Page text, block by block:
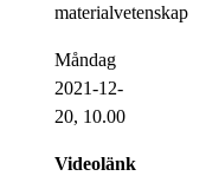
materialvetenskap
Måndag
2021-12-
20, 10.00
Videolänk